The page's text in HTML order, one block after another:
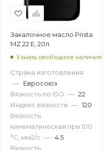
Закалочное масло Prista
MZ 22 E, 20л
Узнать свободное наличие
Страна изготовления
— Евросоюз
Вязкость по ISO — 22
Индекс вязкости — 120
Вязкость
кинематическая при 100
°С, мм2/с — 4.5
Вязкость